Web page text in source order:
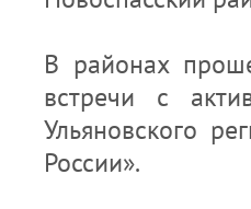
В районах
встречи с
Ульяновского
России».